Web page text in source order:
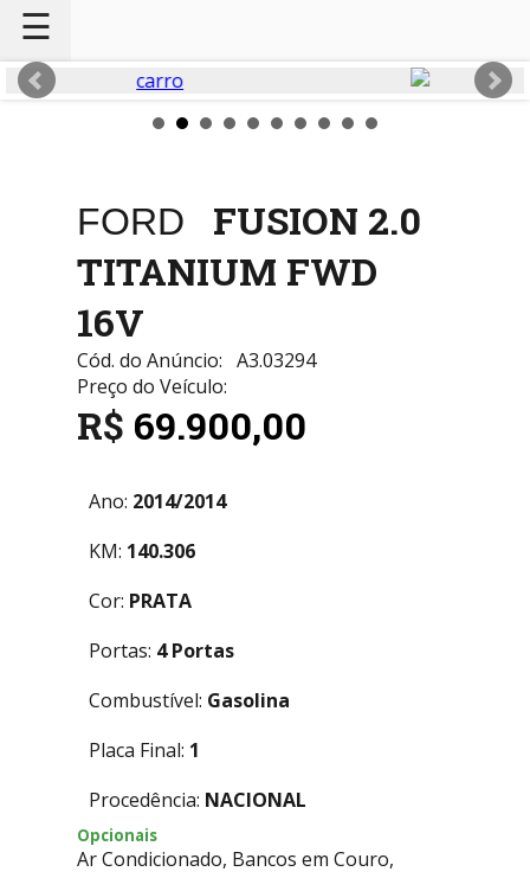
☰
FORD
FUSION 2.0
TITANIUM FWD
16V
Cód. do Anúncio: A3.03294
Preço do Veículo:
R$ 69.900,00
Ano: 2014/2014
KM: 140.306
Cor: PRATA
Portas: 4 Portas
Combustível: Gasolina
Placa Final: 1
Procedência: NACIONAL
Opcionais
Ar Condicionado, Bancos em Couro,